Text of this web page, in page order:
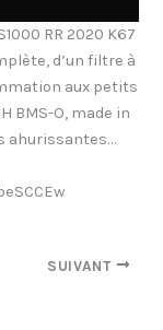
RR 2020 K67
d’un filtre à
aux petits
BMS-O, made in
ahurissantes…
SUIVANT